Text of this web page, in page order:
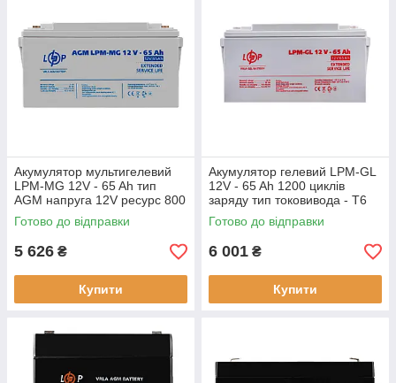
Акумулятор мультигелевий
LPM-MG 12V - 65 Ah тип
AGM напруга 12V ресурс 800
циклів
Готово до відправки
5 626 ₴
Купити
Акумулятор гелевий LPM-GL
12V - 65 Ah 1200 циклів
заряду тип токовивода - Т6
(під болт М6)
Готово до відправки
6 001 ₴
Купити